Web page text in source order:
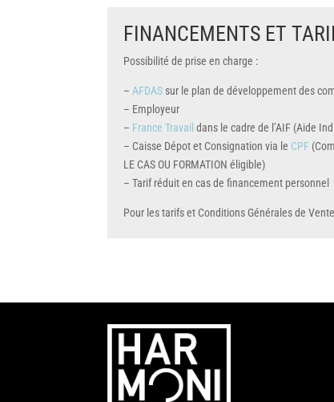
FINANCEMENTS ET
Possibilité de prise en charge :
– AFDAS sur le plan de développement des
– Employeur
– France Travail dans le cadre de l’AIF (Aide
– Caisse Dépot et Consignation via le CPF
LE CAS OU FORMATION éligible)
– Tarif réduit en cas de financement personnel
Pour les tarifs et Conditions Générales de